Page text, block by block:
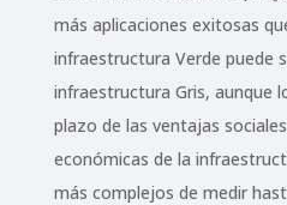
más aplicaciones exitosas
infraestructura Verde puede
infraestructura Gris, aunque
plazo de las ventajas
económicas de la
más complejos de medir